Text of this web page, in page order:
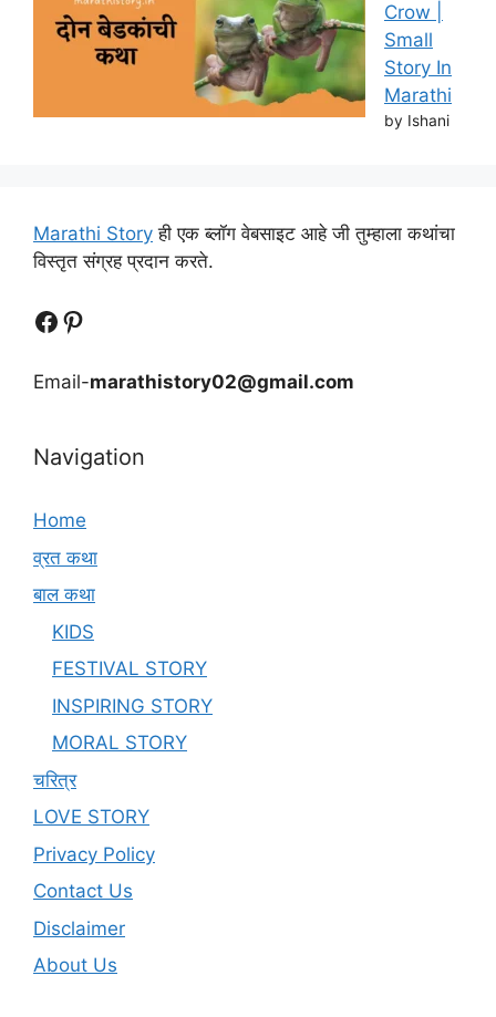
Crow |
Small
Story In
Marathi
by Ishani
Marathi Story ही एक ब्लॉग वेबसाइट आहे जी तुम्हाला कथांचा
विस्तृत संग्रह प्रदान करते.
Follow UsFollow us
Email-marathistory02@gmail.com
Navigation
Home
व्रत कथा
बाल कथा
KIDS
FESTIVAL STORY
INSPIRING STORY
MORAL STORY
चरित्र
LOVE STORY
Privacy Policy
Contact Us
Disclaimer
About Us